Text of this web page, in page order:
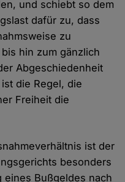
und schiebt so dem
dafür zu, dass
zu
hin zum gänzlich
Abgeschiedenheit
die Regel, die
Freiheit die
ist der
besonders
eines Bußgeldes nach